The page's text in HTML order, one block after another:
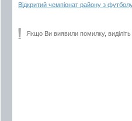
Відкритий чемпіонат району з
Якщо Ви виявили помилку,